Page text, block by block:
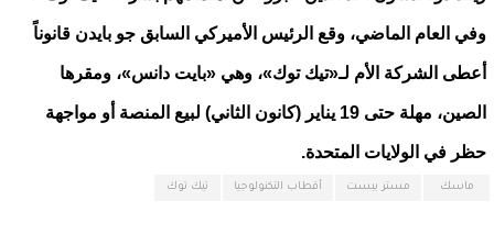
وفي العام الماضي، وقع الرئيس الأميركي السابق جو بايدن قانوناً
أعطى الشركة الأم لـ«تيك توك»، وهي «بايت دانس»، ومقرها
الصين، مهلة حتى 19 يناير (كانون الثاني) لبيع المنصة أو مواجهة
حظر في الولايات المتحدة.
ماسك مستر بيست أقطاب التكنولوجيا تيك توك